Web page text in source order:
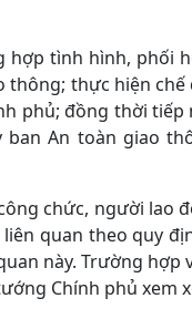
tình hình, phối
thực hiện chế
phủ; đồng thời
An toàn giao
chức, người lao
quan theo quy
này. Trường hợp
Chính phủ xem